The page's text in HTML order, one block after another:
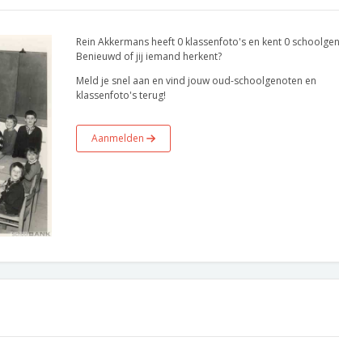
Rein Akkermans heeft 0 klassenfoto's en kent 0
Benieuwd of jij iemand herkent?
Meld je snel aan en vind jouw oud-schoolgenoten en
klassenfoto's terug!
Aanmelden